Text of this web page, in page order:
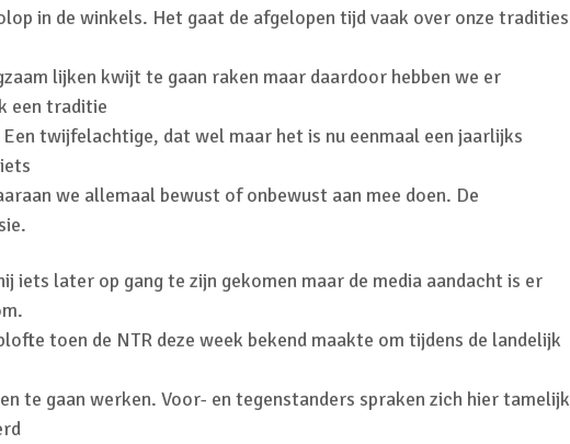
in de winkels. Het gaat de afgelopen tijd vaak over onze tradities
lijken kwijt te gaan raken maar daardoor hebben we er
een traditie
twijfelachtige, dat wel maar het is nu eenmaal een jaarlijks
we allemaal bewust of onbewust aan mee doen. De
iets later op gang te zijn gekomen maar de media aandacht is er
toen de NTR deze week bekend maakte om tijdens de landelijk
te gaan werken. Voor- en tegenstanders spraken zich hier tamelijk